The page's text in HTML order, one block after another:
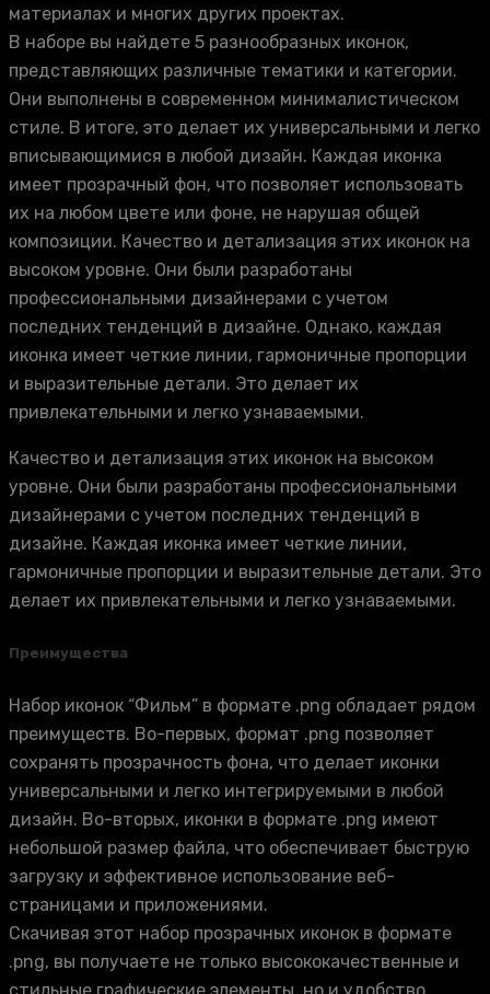
материалах и многих других проектах.
В наборе вы найдете 5 разнообразных иконок,
представляющих различные тематики и категории.
Они выполнены в современном минималистическом
стиле. В итоге, это делает их универсальными и легко
вписывающимися в любой дизайн. Каждая иконка
имеет прозрачный фон, что позволяет использовать
их на любом цвете или фоне, не нарушая общей
композиции. Качество и детализация этих иконок на
высоком уровне. Они были разработаны
профессиональными дизайнерами с учетом
последних тенденций в дизайне. Однако, каждая
иконка имеет четкие линии, гармоничные пропорции
и выразительные детали. Это делает их
привлекательными и легко узнаваемыми.
Качество и детализация этих иконок на высоком
уровне. Они были разработаны профессиональными
дизайнерами с учетом последних тенденций в
дизайне. Каждая иконка имеет четкие линии,
гармоничные пропорции и выразительные детали. Это
делает их привлекательными и легко узнаваемыми.
Преимущества
Набор иконок “Фильм” в формате .png обладает рядом
преимуществ. Во-первых, формат .png позволяет
сохранять прозрачность фона, что делает иконки
универсальными и легко интегрируемыми в любой
дизайн. Во-вторых, иконки в формате .png имеют
небольшой размер файла, что обеспечивает быструю
загрузку и эффективное использование веб-
страницами и приложениями.
Скачивая этот набор прозрачных иконок в формате
.png, вы получаете не только высококачественные и